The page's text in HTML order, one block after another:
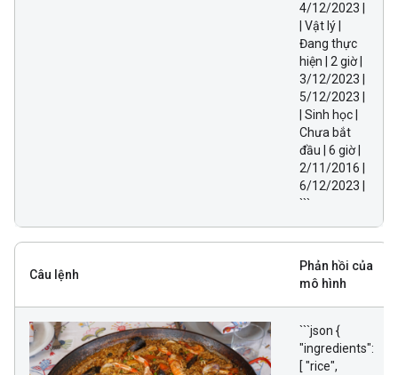
4/12/2023 |
| Vật lý |
Đang thực
hiện | 2 giờ |
3/12/2023 |
5/12/2023 |
| Sinh học |
Chưa bắt
đầu | 6 giờ |
2/11/2016 |
6/12/2023 |
```
Câu lệnh
Phản hồi của
mô hình
```json {
"ingredients":
[ "rice",